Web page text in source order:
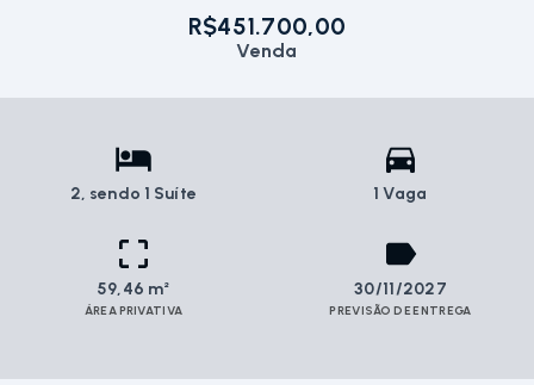
R$451.700,00
Venda
2, sendo 1 Suíte 1 Vaga
59,46 m²
ÁREA PRIVATIVA
30/11/2027
PREVISÃO DE ENTREGA